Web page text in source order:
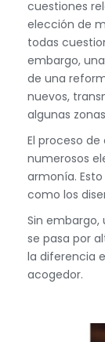
cuestiones
elección de
todas
embargo,
de una
nuevos,
algunas
El proceso
numerosos
armonía.
como los
Sin
se pasa por
la diferencia
acogedor.